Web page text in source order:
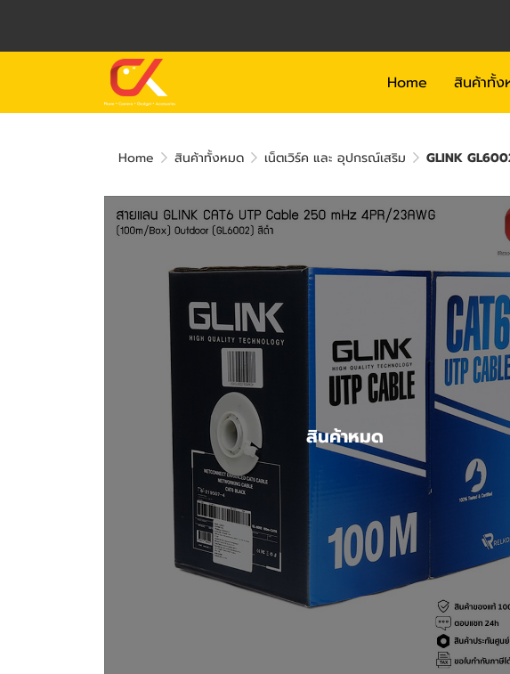
Home สินค้าทั้ง
Home สินค้าทั้งหมด เน็ตเวิร์ค และ อุปกรณ์เสริม GLINK
สินค้าหมด